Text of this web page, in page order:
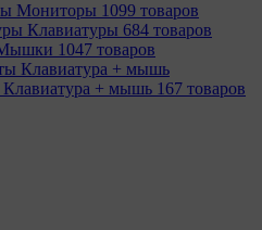
Мониторы 1099 товаров
Клавиатуры 684 товаров
1047 товаров
+ мышь 167 товаров